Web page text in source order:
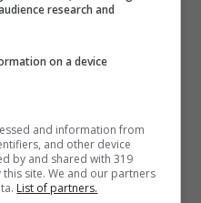
è andata a soli 51
il marito Luca e
ci sono altri dettagli
che resta
research and
on a device
and information from
and other device
by and shared with 319
site. We and our partners
List of partners.